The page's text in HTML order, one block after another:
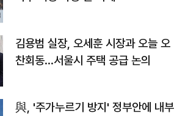
김용범 실장, 오세훈 시장과 오늘 오
찬회동...서울시 주택 공급 논의
與, '주가누르기 방지' 정부안에 내부